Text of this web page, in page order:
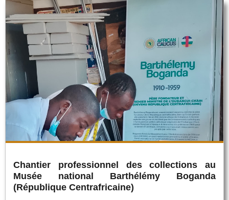
Chantier professionnel des collections au
Musée national Barthélémy Boganda
(République Centrafricaine)